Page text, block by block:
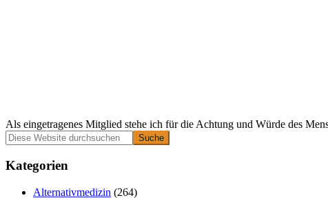
Als eingetragenes Mitglied stehe ich für die Achtung und Würde des
Primäre
Seitenleiste
Diese
Website
durchsuchen
Kategorien
Alternativmedizin (264)